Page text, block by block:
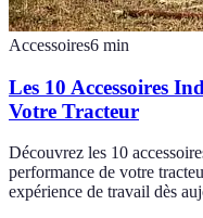
Accessoires6 min
Les 10 Accessoires
Votre Tracteur
Découvrez les 10
performance de votre
expérience de travail dès